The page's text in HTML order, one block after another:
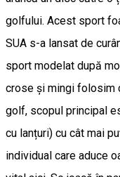
golfului. Acest sport
SUA s-a lansat de
sport modelat după
crose și mingi folosim
golf, scopul principal
cu lanțuri) cu cât mai
individual care aduce